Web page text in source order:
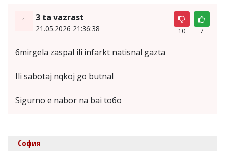
1. 3 ta vazrast
21.05.2026 21:36:38 10 7
6mirgela zaspal ili infarkt natisnal gazta
Ili sabotaj nqkoj go butnal
Sigurno e nabor na bai to6o
София